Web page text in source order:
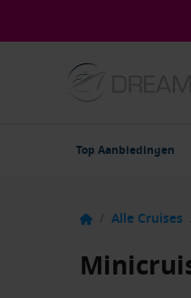
Top Aanbiedingen
/ Alle Cruises